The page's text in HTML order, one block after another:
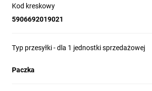
Kod kreskowy
5906692019021
Typ przesyłki - dla 1 jednostki sprzedażowej
Paczka